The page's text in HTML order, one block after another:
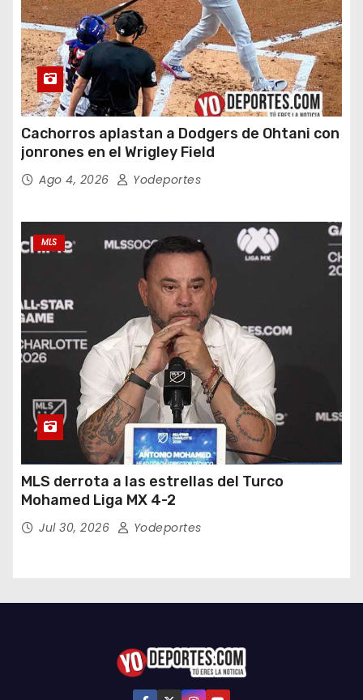
Cachorros aplastan a Dodgers de Ohtani con
jonrones en el Wrigley Field
Ago 4, 2026 Yodeportes
MLS
MLS derrota a las estrellas del Turco
Mohamed Liga MX 4-2
Jul 30, 2026 Yodeportes